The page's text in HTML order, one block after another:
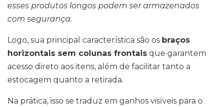
esses produtos longos podem ser armazenados
com segurança.
Logo, sua principal característica são os braços
horizontais sem colunas frontais que garantem
acesso direto aos itens, além de facilitar tanto a
estocagem quanto a retirada.
Na prática, isso se traduz em ganhos visíveis para o